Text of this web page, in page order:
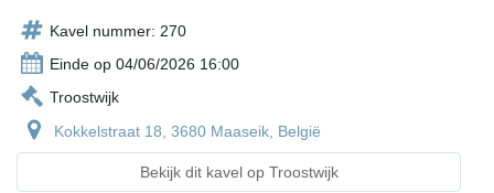
Kavel nummer: 270
Einde op 04/06/2026 16:00
Troostwijk
Kokkelstraat 18, 3680 Maaseik, België
Bekijk dit kavel op Troostwijk